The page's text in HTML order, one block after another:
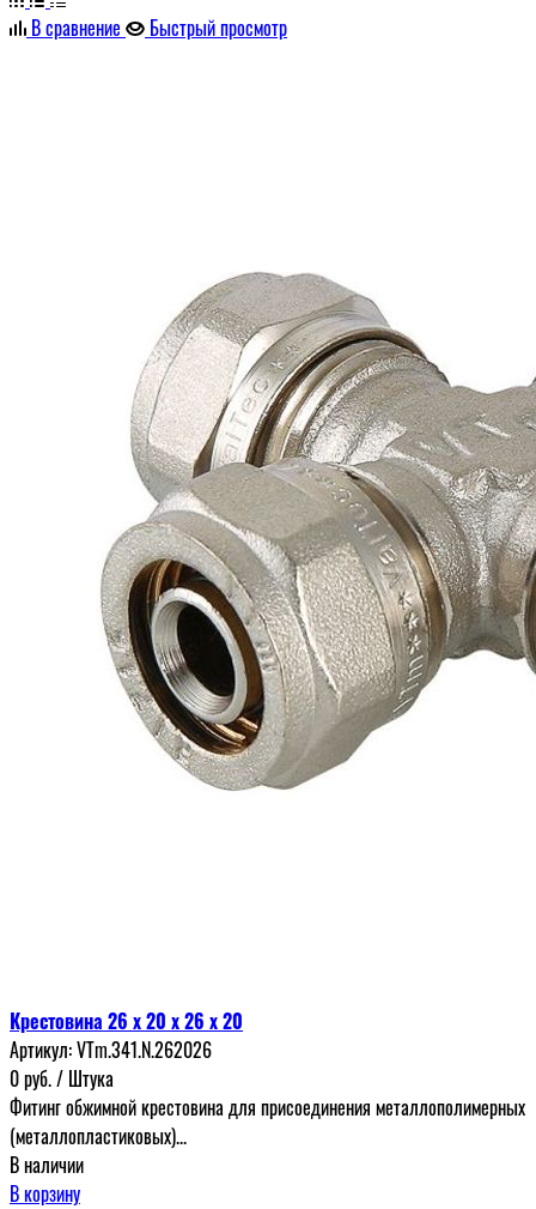
В сравнение
Быстрый просмотр
Крестовина 26 x 20 x 26 x 20
Артикул:VTm.341.N.262026
0руб./ Штука
Фитинг обжимной крестовина для присоединения металлополимерных
(металлопластиковых)...
В наличии
В корзину